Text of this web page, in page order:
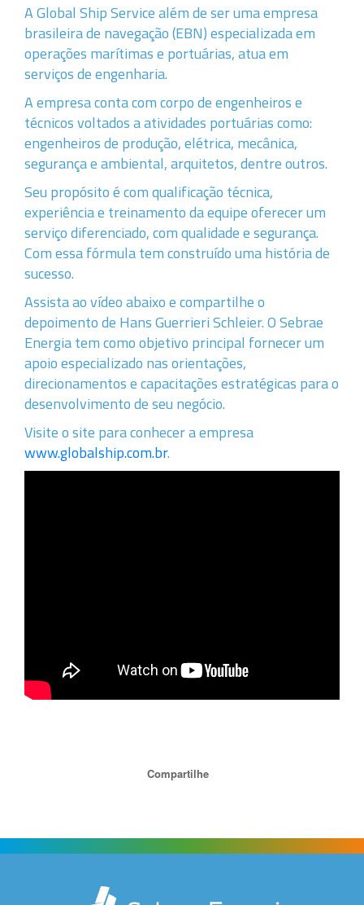
A Global Ship Service além de ser uma empresa
brasileira de navegação (EBN) especializada em
operações marítimas e portuárias, atua em
serviços de engenharia.
A empresa conta com corpo de engenheiros e
técnicos voltados a atividades portuárias como:
engenheiros de produção, elétrica, mecânica,
segurança e ambiental, arquitetos, dentre outros.
Seu propósito é com qualificação técnica,
experiência e treinamento da equipe oferecer um
serviço diferenciado, com qualidade e segurança.
Com essa fórmula tem construído uma história de
sucesso.
Assista ao vídeo abaixo e compartilhe o
depoimento de Hans Guerrieri Schleier. O Sebrae
Energia tem como objetivo principal fornecer um
apoio especializado nas orientações,
direcionamentos e capacitações estratégicas para o
desenvolvimento de seu negócio.
Visite o site para conhecer a empresa
www.globalship.com.br.
Compartilhe